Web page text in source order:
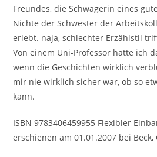
Freundes, die Schwägerin eines
Nichte der Schwester der
erlebt. naja, schlechter Erzählstil
Von einem Uni-Professor hätte ich
wenn die Geschichten wirklich
mir nie wirklich sicher war, ob so
kann.
ISBN 9783406459955 Flexibler
erschienen am 01.01.2007 bei Beck,